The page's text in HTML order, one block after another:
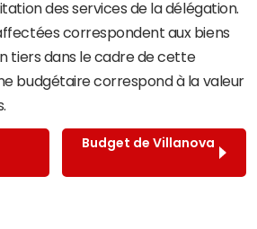
des services de la délégation.
correspondent aux biens
tiers dans le cadre de cette
budgétaire correspond à la valeur
Budget de Villanova